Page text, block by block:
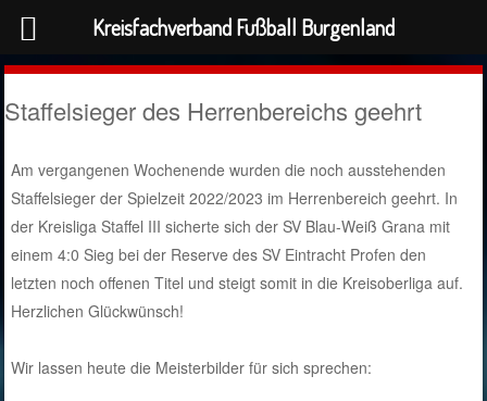
Staffelsieger des Herrenbereichs geehrt
Am vergangenen Wochenende wurden die noch ausstehenden
Staffelsieger der Spielzeit 2022/2023 im Herrenbereich geehrt. In
der Kreisliga Staffel III sicherte sich der SV Blau-Weiß Grana mit
einem 4:0 Sieg bei der Reserve des SV Eintracht Profen den
letzten noch offenen Titel und steigt somit in die Kreisoberliga auf.
Herzlichen Glückwünsch!
Wir lassen heute die Meisterbilder für sich sprechen:
Kreisfachverband Fußball Burgenland